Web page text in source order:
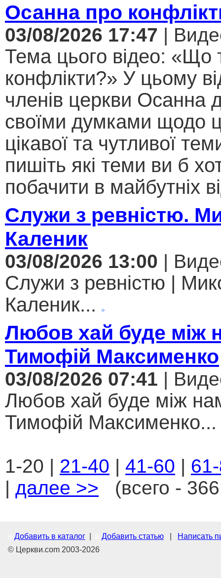
Осанна про
03/08/2026 17:47 |
Тема цього відео: «Що
конфлікти?» У цьому
членів церкви Осанна
своїми думками щодо
цікавої та чутливої
пишіть які теми ви б
побачити в майбутніх
Служи з ревністю.
Каленик
03/08/2026 13:00 |
Служи з ревністю |
Каленик...
Любов хай буде між
Тимофій Максименко
03/08/2026 07:41 |
Любов хай буде між
Тимофій Максименко...
1-20 | 21-40 | 41-60 |
| далее >> (всего -
Добавить в каталог Добавить статью
Написать
© Церкви.com 2003-2026